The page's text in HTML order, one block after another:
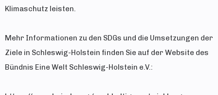
Klimaschutz leisten.
Mehr Informationen zu den SDGs und die Umsetzungen der
Ziele in Schleswig-Holstein finden Sie auf der Website des
Bündnis Eine Welt Schleswig-Holstein e.V.: